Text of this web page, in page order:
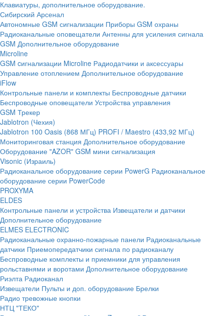
Клавиатуры, дополнительное оборудование.
Сибирский Арсенал
Автономные GSM сигнализации Приборы GSM охраны
Радиоканальные оповещатели Антенны для усиления сигнала
GSM Дополнительное оборудование
Microline
GSM cигнализации Microline Радиодатчики и аксессуары
Управление отоплением Дополнительное оборудование
iFlow
Контрольные панели и комплекты Беспроводные датчики
Беспроводные оповещатели Устройства управления
GSM Трекер
Jablotron (Чехия)
Jablotron 100 Oasis (868 МГц) PROFI / Maestro (433,92 МГц)
Мониторинговая станция Дополнительное оборудование
Оборудование "AZOR" GSM мини сигнализация
Visonic (Израиль)
Радиоканальное оборудование серии PowerG Радиоканальное
оборудование серии PowerCode
PROXYMA
ELDES
Контрольные панели и устройства Извещатели и датчики
Дополнительное оборудование
ELMES ELECTRONIC
Радиоканальные охранно-пожарные панели Радиоканальные
датчики Приемопередатчики сигнала по радиоканалу
Беспроводные комплекты и приемники для управления
рольставнями и воротами Дополнительное оборудование
Риэлта Радиоканал
Извещатели Пульты и доп. оборудование Брелки
Радио тревожные кнопки
НТЦ "ТЕКО"